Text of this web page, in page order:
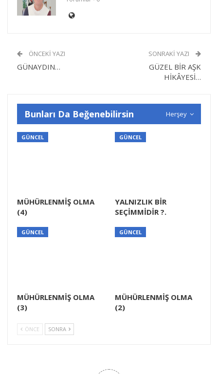
ÖNCEKI YAZI
GÜNAYDIN…
SONRAKI YAZI
GÜZEL BİR AŞK
HİKÂYESİ…
Herşey
Bunları Da Beğenebilirsin
GÜNCEL
MÜHÜRLENMİŞ OLMA
(4)
GÜNCEL
YALNIZLIK BİR
SEÇİMMİDİR ?.
GÜNCEL
MÜHÜRLENMİŞ OLMA
(3)
GÜNCEL
MÜHÜRLENMİŞ OLMA
(2)
ÖNCE SONRA